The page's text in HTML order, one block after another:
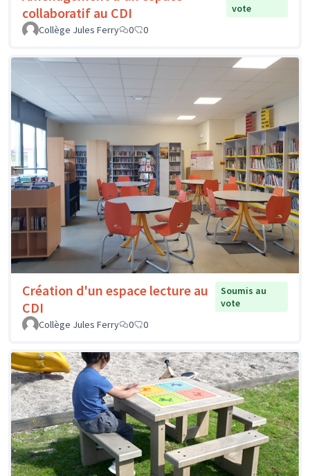
collaboratif au CDI
vote
Collège Jules Ferry
0 0
Création d'un espace lecture au
CDI
Soumis au
vote
Collège Jules Ferry
0 0